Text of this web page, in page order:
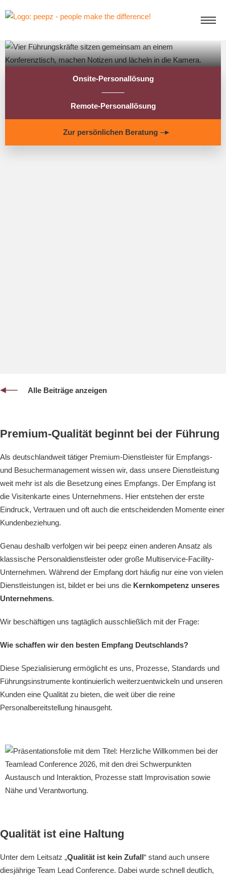
Onsite-Personallösung
Remote-Personallösung
Zur persönlichen Beratung
Alle Beiträge anzeigen
Premium-Qualität beginnt bei der Führung
Als deutschlandweit tätiger Premium-Dienstleister für Empfangs-
und Besuchermanagement wissen wir, dass unsere Dienstleistung
weit mehr ist als die Besetzung eines Empfangs. Der Empfang ist
die Visitenkarte eines Unternehmens. Hier entstehen der erste
Eindruck, Vertrauen und oft auch die entscheidenden Momente einer
Kundenbeziehung.
Genau deshalb verfolgen wir bei peepz einen anderen Ansatz als
klassische Personaldienstleister oder große Multiservice-Facility-
Unternehmen. Während der Empfang dort häufig nur eine von vielen
Dienstleistungen ist, bildet er bei uns die Kernkompetenz unseres
Unternehmens.
Wir beschäftigen uns tagtäglich ausschließlich mit der Frage:
Wie schaffen wir den besten Empfang Deutschlands?
Diese Spezialisierung ermöglicht es uns, Prozesse, Standards und
Führungsinstrumente kontinuierlich weiterzuentwickeln und unseren
Kunden eine Qualität zu bieten, die weit über die reine
Personalbereitstellung hinausgeht.
Qualität ist eine Haltung
Unter dem Leitsatz „Qualität ist kein Zufall“ stand auch unsere
diesjährige Team Lead Conference. Dabei wurde schnell deutlich,